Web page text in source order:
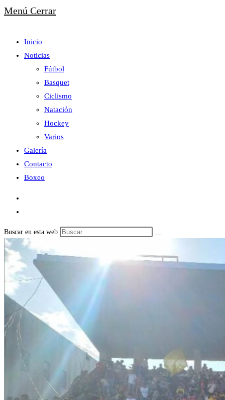
Menú Cerrar
Inicio
Noticias
Fútbol
Basquet
Ciclismo
Natación
Hockey
Varios
Galería
Contacto
Boxeo
Buscar en esta web